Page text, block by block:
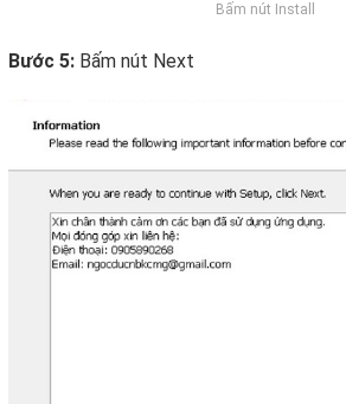
Bấm nút Install
Bước 5: Bấm nút Next